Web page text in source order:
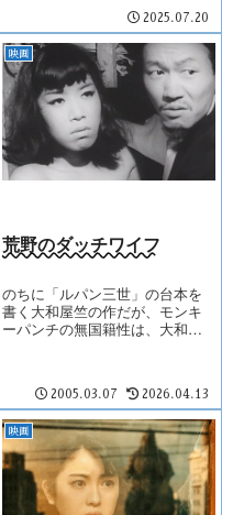
2025.07.20
映画
荒野のダッチワイフ
のちに「ルパン三世」の台本を
書く大和屋竺の作だが、モンキ
ーパンチの無国籍性は、大和屋
が、ここでは逆のことが起こっ
ている。
2005.03.07 2026.04.13
映画